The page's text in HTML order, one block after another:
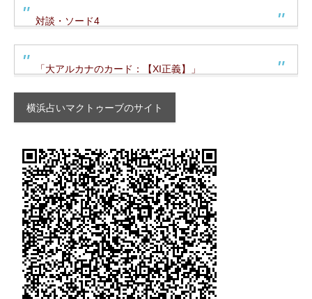
対談・ソード4
「大アルカナのカード：【XI正義】」
横浜占いマクトゥーブのサイト